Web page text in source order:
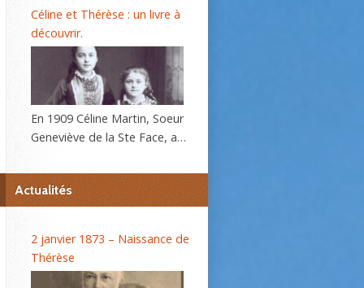
Céline et Thérèse : un livre à
découvrir.
En 1909 Céline Martin, Soeur
Geneviève de la Ste Face, a
sa sœur Thérèse, l’histoire
d’une âme, se répand dans le
bientôt. C’est alors que la
Prieure du Carmel lui
Actualités
2 janvier 1873 – Naissance de
Thérèse